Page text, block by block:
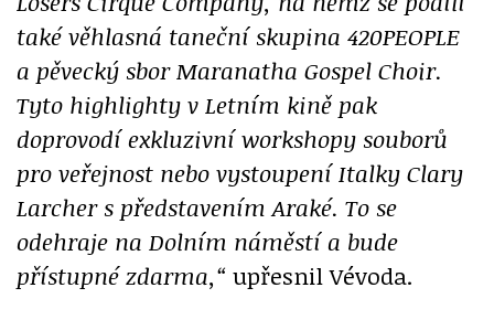
také věhlasná taneční skupina 420PEOPLE
a pěvecký sbor Maranatha Gospel Choir.
Tyto highlighty v Letním kině pak
doprovodí exkluzivní workshopy souborů
pro veřejnost nebo vystoupení Italky Clary
Larcher s představením Araké. To se
odehraje na Dolním náměstí a bude
přístupné zdarma,“ upřesnil Vévoda.